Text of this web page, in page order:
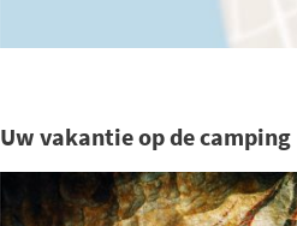
Uw vakantie op de camping